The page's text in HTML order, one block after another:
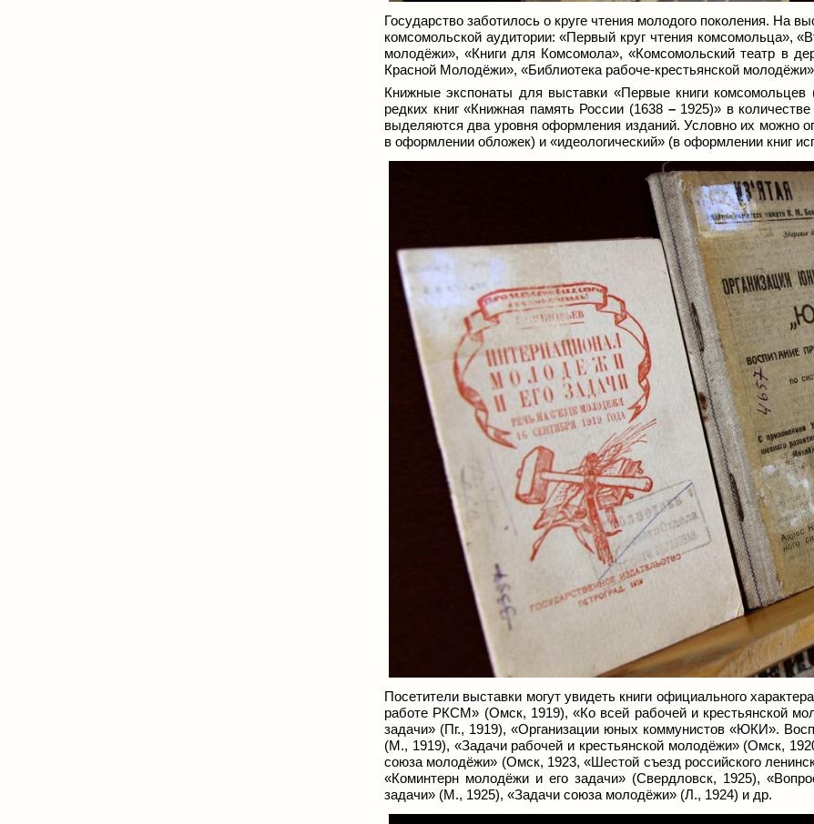
Государство заботилось о круге чтения молодого поколения. На
комсомольской аудитории: «Первый круг чтения комсомольца»,
молодёжи», «Книги для Комсомола», «Комсомольский театр в
Красной Молодёжи», «Библиотека рабоче-крестьянской
Книжные экспонаты для выставки «Первые книги
редких книг «Книжная память России (1638 – 1925)» в
выделяются два уровня оформления изданий. Условно их можно
в оформлении обложек) и «идеологический» (в оформлении книг
Посетители выставки могут увидеть книги официального
работе РКСМ» (Омск, 1919), «Ко всей рабочей и крестьянской
задачи» (Пг., 1919), «Организации юных коммунистов «ЮКИ».
(М., 1919), «Задачи рабочей и крестьянской молодёжи» (Омск,
союза молодёжи» (Омск, 1923, «Шестой съезд российского
«Коминтерн молодёжи и его задачи» (Свердловск, 1925),
задачи» (М., 1925), «Задачи союза молодёжи» (Л., 1924) и др.